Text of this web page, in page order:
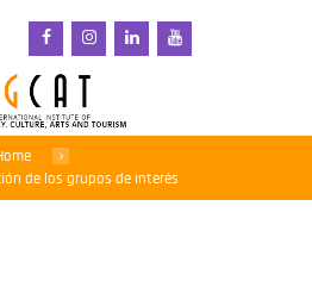
de los grupos de interés